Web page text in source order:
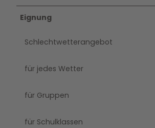
Eignung
Schlechtwetterangebot
für jedes Wetter
für Gruppen
für Schulklassen